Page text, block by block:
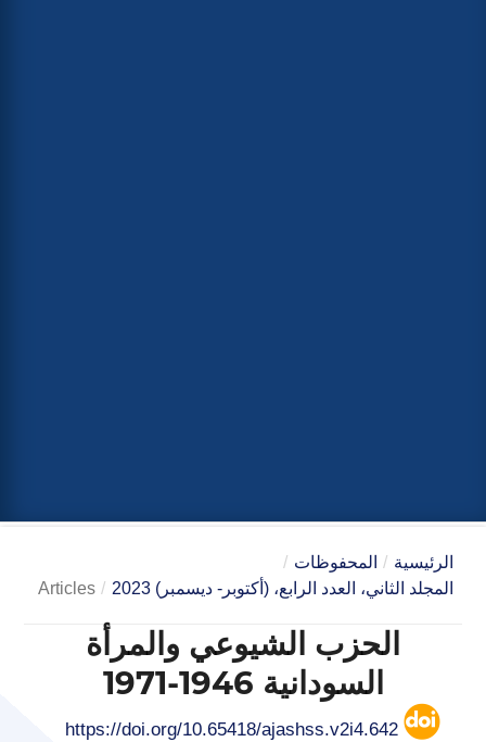
الرئيسية / المحفوظات /
المجلد الثاني، العدد الرابع، (أكتوبر- ديسمبر) 2023
/
Articles
الحزب الشيوعي والمرأة
السودانية 1946-1971
https://doi.org/10.65418/ajashss.v2i4.642